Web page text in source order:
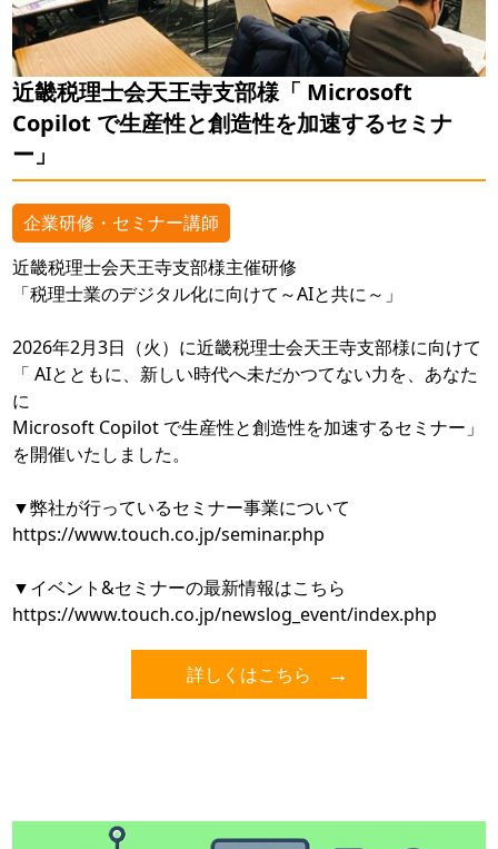
近畿税理士会天王寺支部様「 Microsoft
Copilot で生産性と創造性を加速するセミナ
ー」
企業研修・セミナー講師
近畿税理士会天王寺支部様主催研修
「税理士業のデジタル化に向けて～AIと共に～」
2026年2月3日（火）に近畿税理士会天王寺支部様に向けて
「 AIとともに、新しい時代へ未だかつてない力を、あなた
に
Microsoft Copilot で生産性と創造性を加速するセミナー」
を開催いたしました。
▼弊社が行っているセミナー事業について
https://www.touch.co.jp/seminar.php
▼イベント&セミナーの最新情報はこちら
https://www.touch.co.jp/newslog_event/index.php
詳しくはこちら